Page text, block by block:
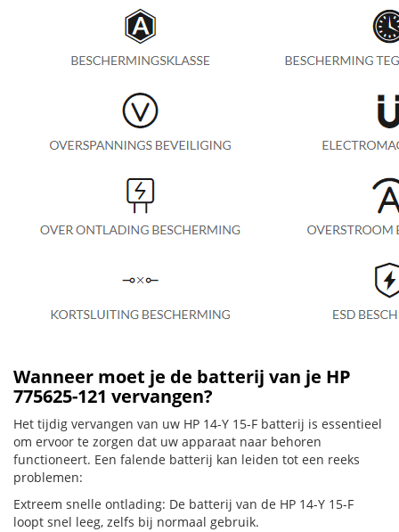
Wanneer moet je de batterij van je HP
775625-121 vervangen?
Het tijdig vervangen van uw HP 14-Y 15-F batterij is essentieel
om ervoor te zorgen dat uw apparaat naar behoren
functioneert. Een falende batterij kan leiden tot een reeks
problemen:
Extreem snelle ontlading: De batterij van de HP 14-Y 15-F
loopt snel leeg, zelfs bij normaal gebruik.